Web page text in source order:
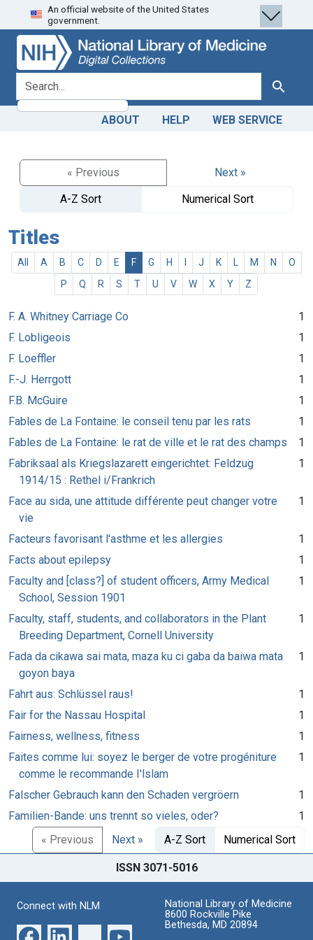
Skip
to
search
Skip to
main
content
An official website of the United States
government.
search for Search
ABOUT HELP WEB SERVICE
« Previous
Next »
A-Z Sort
Numerical Sort
Titles
All A B C D E F G H J K M N
O
P
Q R S T U V W X Y Z
F. A. Whitney Carriage Co
1
F. Lobligeois
1
F. Loeffler
1
F.-J. Herrgott
1
F.B. McGuire
1
Fables de La Fontaine: le conseil tenu par les rats
1
Fables de La Fontaine: le rat de ville et le rat des champs
1
Fabriksaal als Kriegslazarett eingerichtet: Feldzug
1914/15 : Rethel i/Frankrich
1
Face au sida, une attitude différente peut changer votre
vie
1
Facteurs favorisant l'asthme et les allergies
1
Facts about epilepsy
1
Faculty and [class?] of student officers, Army Medical
School, Session 1901
1
Faculty, staff, students, and collaborators in the Plant
Breeding Department, Cornell University
1
Fada da cikawa sai mata, maza ku ci gaba da baiwa mata
goyon baya
1
Fahrt aus: Schlüssel raus!
1
Fair for the Nassau Hospital
1
Fairness, wellness, fitness
1
Faites comme lui: soyez le berger de votre progéniture
comme le recommande I'lslam
1
Falscher Gebrauch kann den Schaden vergröern
1
Familien-Bande: uns trennt so vieles, oder?
1
« Previous
Next » A-Z Sort Numerical Sort
ISSN 3071-5016
Connect with NLM
National Library of Medicine
8600 Rockville Pike
Bethesda, MD 20894